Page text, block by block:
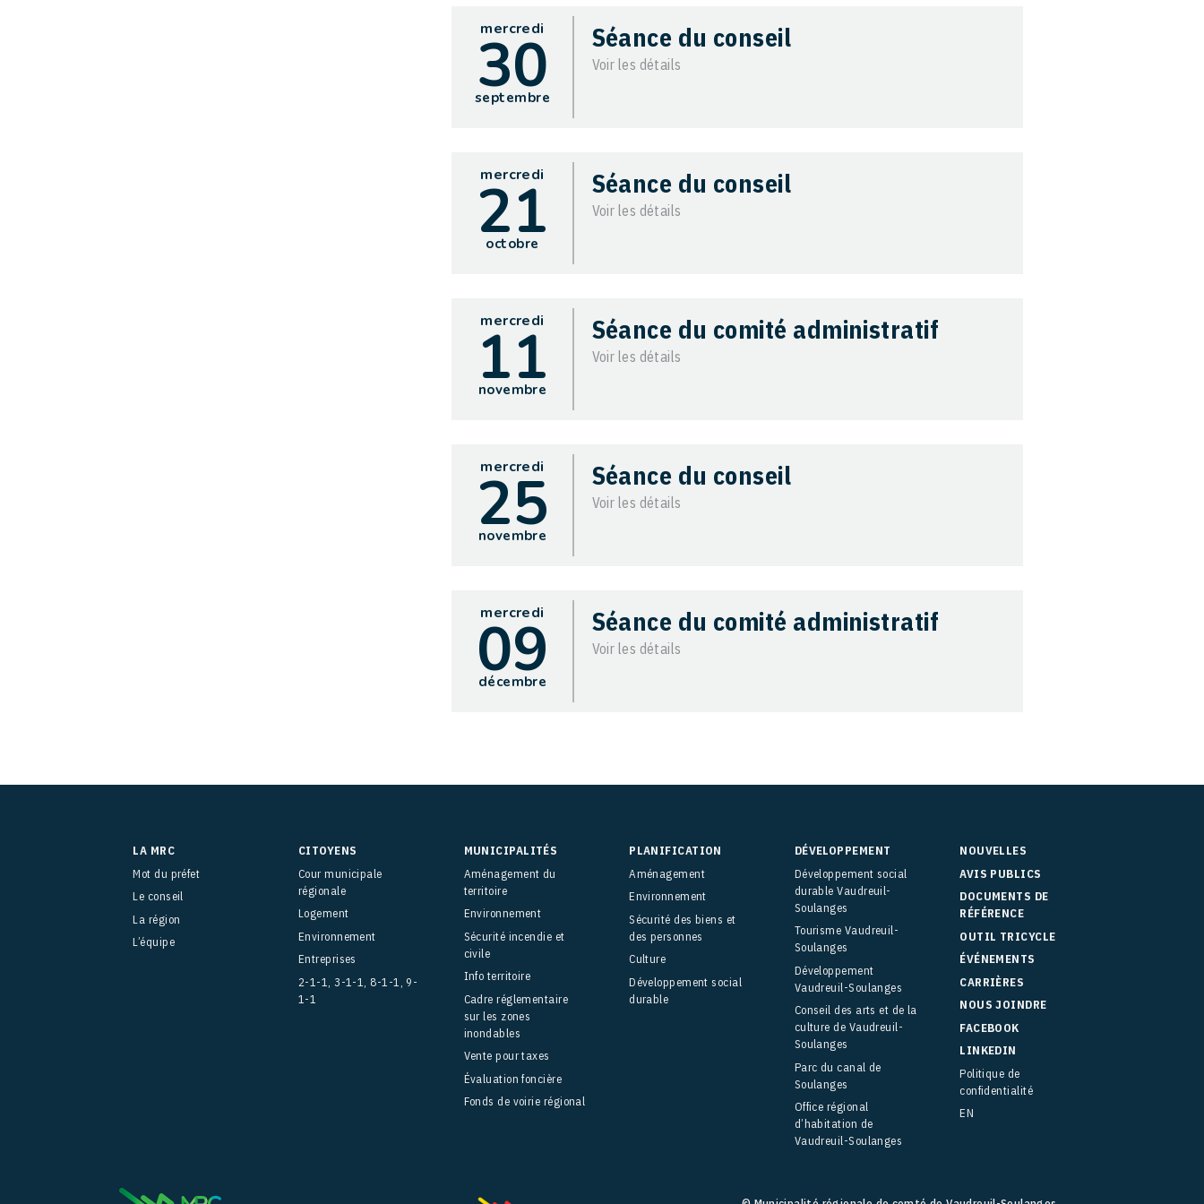
mercredi
30
septembre
Séance du conseil
Voir les détails
mercredi
21
octobre
Séance du conseil
Voir les détails
mercredi
11
novembre
Séance du comité administratif
Voir les détails
mercredi
25
novembre
Séance du conseil
Voir les détails
mercredi
09
décembre
Séance du comité administratif
Voir les détails
LA MRC
Mot du préfet
Le conseil
La région
L’équipe
CITOYENS
Cour municipale
régionale
Logement
Environnement
Entreprises
2-1-1, 3-1-1, 8-1-1, 9-
1-1
MUNICIPALITÉS
Aménagement du
territoire
Environnement
Sécurité incendie et
civile
Info territoire
Cadre réglementaire
sur les zones
inondables
Vente pour taxes
Évaluation foncière
Fonds de voirie régional
PLANIFICATION
Aménagement
Environnement
Sécurité des biens et
des personnes
Culture
Développement social
durable
DÉVELOPPEMENT
Développement social
durable Vaudreuil-
Soulanges
Tourisme Vaudreuil-
Soulanges
Développement
Vaudreuil-Soulanges
Conseil des arts et de la
culture de Vaudreuil-
Soulanges
Parc du canal de
Soulanges
Office régional
d’habitation de
Vaudreuil-Soulanges
NOUVELLES
AVIS PUBLICS
DOCUMENTS DE
RÉFÉRENCE
OUTIL TRICYCLE
ÉVÉNEMENTS
CARRIÈRES
NOUS JOINDRE
FACEBOOK
LINKEDIN
Politique de
confidentialité
EN